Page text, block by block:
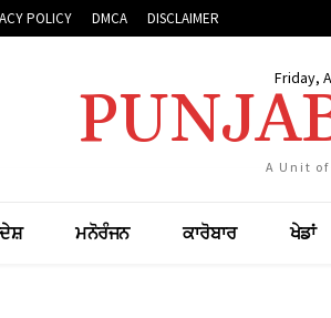
POLICY DMCA DISCLAIMER
Friday,
A Unit
ਮਨੋਰੰਜਨ ਕਾਰੋਬਾਰ ਖੇਡਾਂ